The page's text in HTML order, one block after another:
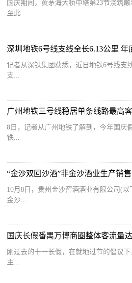
国庆期间，黄茅海大桥中塔第23节浇筑顺
至此...
记者从深铁集团获悉，近日地铁6号线支
支...
8日，记者从广州地铁了解到，今年国庆
铁...
10月8日，贵州金沙窖酒酒业有限公司(
金沙...
刚过去的十一长假，在就地过节的倡议
主...